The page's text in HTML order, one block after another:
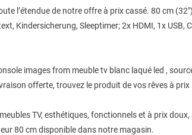
l’étendue de notre offre à prix cassé. 80 cm
Kindersicherung, Sleeptimer; 2x HDMI, 1x USB,
images from meuble tv blanc laqué led ,
offerte, trouvez le produit de vos rêves à prix
TV, esthétiques, fonctionnels et à prix
80 cm disponible dans notre magasin.